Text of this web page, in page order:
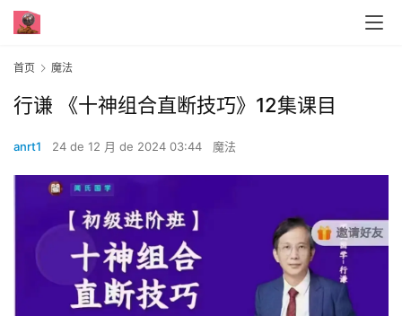
首页 魔法
行谦 《十神组合直断技巧》12集课‮目
anrt1 24 de 12 月 de 2024 03:44 魔法